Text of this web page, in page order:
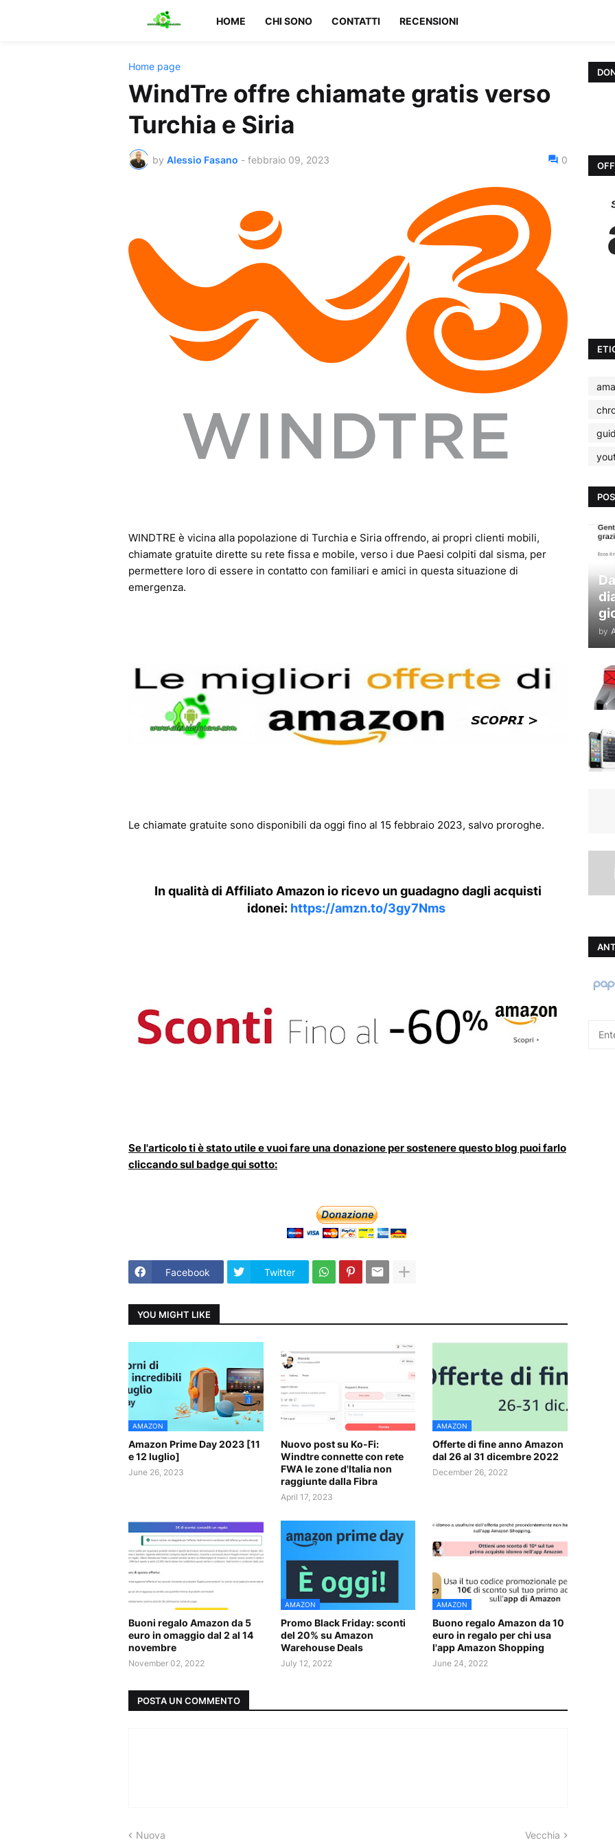
HOME CHI SONO CONTATTI RECENSIONI
Home page
WindTre offre chiamate gratis verso
Turchia e Siria
by Alessio Fasano - febbraio 09, 2023 0
WINDTRE è vicina alla popolazione di Turchia e Siria offrendo, ai propri clienti mobili,
chiamate gratuite dirette su rete fissa e mobile, verso i due Paesi colpiti dal sisma, per
permettere loro di essere in contatto con familiari e amici in questa situazione di
emergenza.
Le chiamate gratuite sono disponibili da oggi fino al 15 febbraio 2023, salvo proroghe.
In qualità di Affiliato Amazon io ricevo un guadagno dagli acquisti
idonei: https://amzn.to/3gy7Nms
Se l'articolo ti è stato utile e vuoi fare una donazione per sostenere questo blog puoi farlo
cliccando sul badge qui sotto:
Facebook Twitter
YOU MIGHT LIKE
AMAZON
Amazon Prime Day 2023 [11
e 12 luglio]
June 26, 2023
Nuovo post su Ko-Fi:
Windtre connette con rete
FWA le zone d'Italia non
raggiunte dalla Fibra
April 17, 2023
AMAZON
Offerte di fine anno Amazon
dal 26 al 31 dicembre 2022
December 26, 2022
Buoni regalo Amazon da 5
euro in omaggio dal 2 al 14
novembre
November 02, 2022
AMAZON
Promo Black Friday: sconti
del 20% su Amazon
Warehouse Deals
July 12, 2022
AMAZON
Buono regalo Amazon da 10
euro in regalo per chi usa
l'app Amazon Shopping
June 24, 2022
POSTA UN COMMENTO
Nuova Vecchia
by